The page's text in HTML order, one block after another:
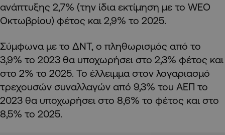
ανάπτυξης 2,7% (την ίδια εκτίμηση με το WEO
Οκτωβρίου) φέτος και 2,9% το 2025.
Σύμφωνα με το ΔΝΤ, ο πληθωρισμός από το
3,9% το 2023 θα υποχωρήσει στο 2,3% φέτος και
στο 2% το 2025. Το έλλειμμα στον λογαριασμό
τρεχουσών συναλλαγών από 9,3% του ΑΕΠ το
2023 θα υποχωρήσει στο 8,6% το φέτος και στο
8,5% το 2025.